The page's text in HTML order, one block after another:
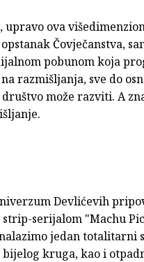
upravo ova
Čovječanstva,
pobunom koja
razmišljanja, sve do
društvo može razviti. A
Devlićevih
strip-serijalom "Machu
jedan totalitarni
bijelog kruga, kao i